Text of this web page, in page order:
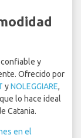
confiable y
Ofrecido por
yNOLEGGIARE,
lo hace ideal
Catania.
en el